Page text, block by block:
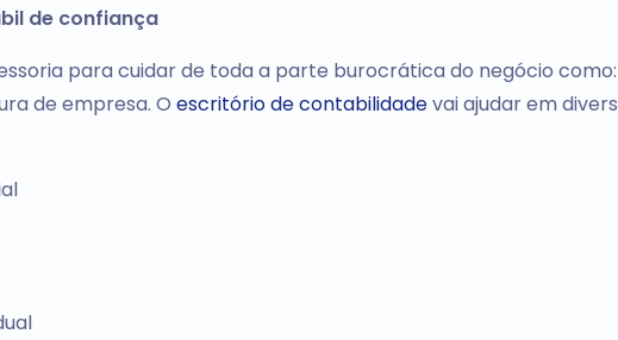
de confiança
para cuidar de toda a parte burocrática do negócio como:
de empresa. O escritório de contabilidadevai ajudar em